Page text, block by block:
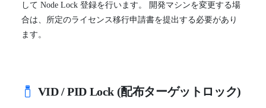
して Node Lock 登録を行います。 開発マシンを変更する場
合は、所定のライセンス移行申請書を提出する必要があり
ます。
VID / PID Lock (配布ターゲットロック)